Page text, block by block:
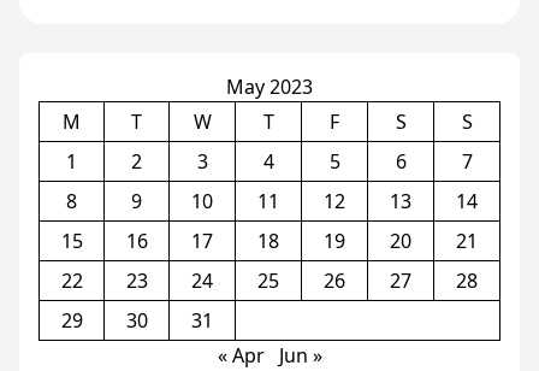
May 2023
M
T W T F S
S
1
2 3 4 5 6
7
8
9 10 11 12 13
14
15
16 17 18 19 20
21
22
23 24 25 26 27
28
29
30
31
« Apr
Jun »